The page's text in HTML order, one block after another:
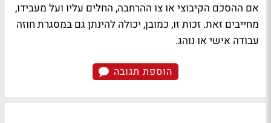
אם ההסכם הקיבוצי או צו ההרחבה, החלים עליו ועל מעבידו,
מחייבים זאת. זכות זו, כמובן, יכולה להינתן גם במסגרת חוזה
עבודה אישי או נוהג.
הוספת תגובה